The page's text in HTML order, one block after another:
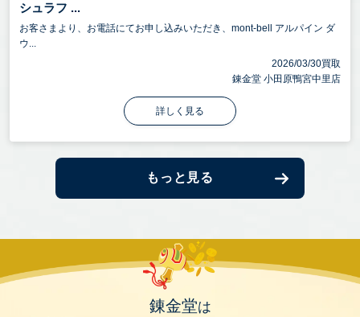
シュラフ ...
お客さまより、お電話にてお申し込みいただき、mont-bell アルパイン ダ
ウ...
2026/03/30買取
錬金堂 小田原鴨宮中里店
詳しく見る
もっと見る
錬金堂は